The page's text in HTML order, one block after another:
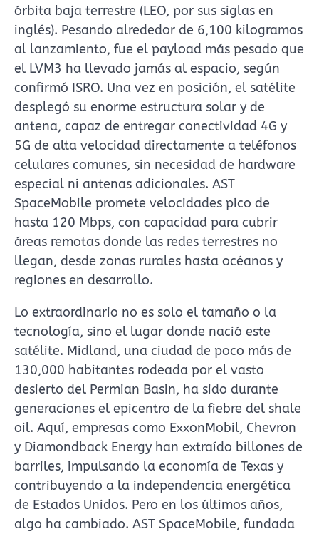
órbita baja terrestre (LEO, por sus siglas en
inglés). Pesando alrededor de 6,100 kilogramos
al lanzamiento, fue el payload más pesado que
el LVM3 ha llevado jamás al espacio, según
confirmó ISRO. Una vez en posición, el satélite
desplegó su enorme estructura solar y de
antena, capaz de entregar conectividad 4G y
5G de alta velocidad directamente a teléfonos
celulares comunes, sin necesidad de hardware
especial ni antenas adicionales. AST
SpaceMobile promete velocidades pico de
hasta 120 Mbps, con capacidad para cubrir
áreas remotas donde las redes terrestres no
llegan, desde zonas rurales hasta océanos y
regiones en desarrollo.
Lo extraordinario no es solo el tamaño o la
tecnología, sino el lugar donde nació este
satélite. Midland, una ciudad de poco más de
130,000 habitantes rodeada por el vasto
desierto del Permian Basin, ha sido durante
generaciones el epicentro de la fiebre del shale
oil. Aquí, empresas como ExxonMobil, Chevron
y Diamondback Energy han extraído billones de
barriles, impulsando la economía de Texas y
contribuyendo a la independencia energética
de Estados Unidos. Pero en los últimos años,
algo ha cambiado. AST SpaceMobile, fundada